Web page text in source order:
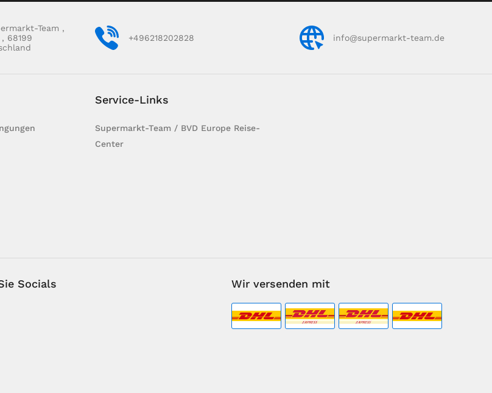
Team ,
68199
+496218202828 info@supermarkt-team.de
Service-Links
Supermarkt-Team / BVD Europe Reise-
Center
Socials Wir versenden mit